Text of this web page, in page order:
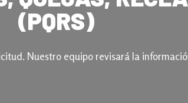
(PQRS)
Nuestro equipo revisará la